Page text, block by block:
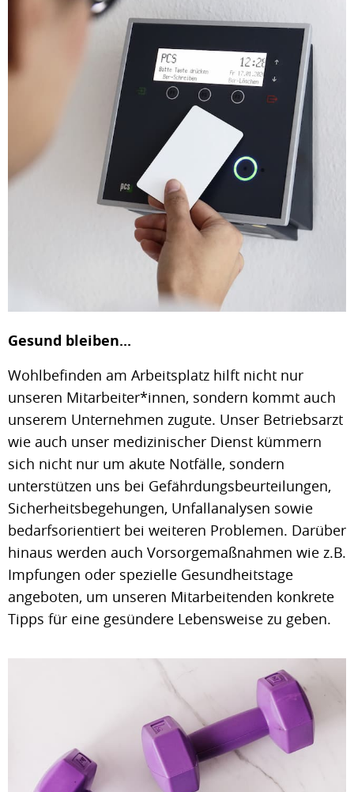
Gesund bleiben...
Wohlbefinden am Arbeitsplatz hilft nicht nur
unseren Mitarbeiter*innen, sondern kommt auch
unserem Unternehmen zugute. Unser Betriebsarzt
wie auch unser medizinischer Dienst kümmern
sich nicht nur um akute Notfälle, sondern
unterstützen uns bei Gefährdungsbeurteilungen,
Sicherheitsbegehungen, Unfallanalysen sowie
bedarfsorientiert bei weiteren Problemen. Darüber
hinaus werden auch Vorsorgemaßnahmen wie z.B.
Impfungen oder spezielle Gesundheitstage
angeboten, um unseren Mitarbeitenden konkrete
Tipps für eine gesündere Lebensweise zu geben.